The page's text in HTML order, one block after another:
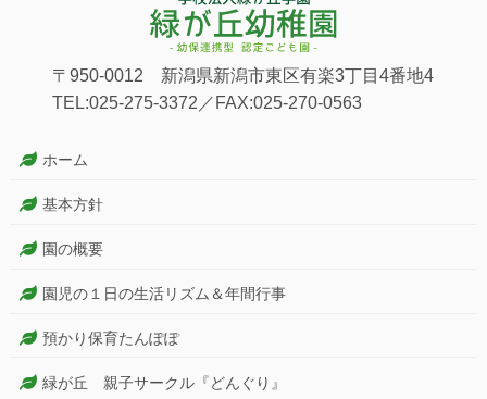
〒950-0012 新潟県新潟市東区有楽3丁目4番地4
TEL:025-275-3372／FAX:025-270-0563
ホーム
基本方針
園の概要
園児の１日の生活リズム＆年間行事
預かり保育たんぽぽ
緑が丘 親子サークル『どんぐり』